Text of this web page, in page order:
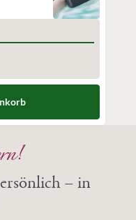
– in